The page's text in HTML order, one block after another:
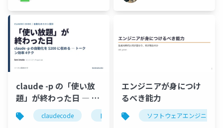
claude -p の「使い放
題」が終わった日 ― 自
動化を$200に収めるト
ークン効率4テク
claudecode トークン効率 生成ai aiエー
エンジニアが身につけ
るべき能力
ソフトウェアエンジニア